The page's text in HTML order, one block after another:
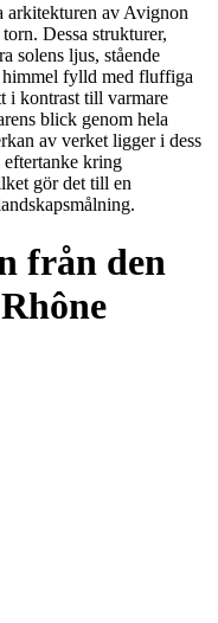
arkitekturen av Avignon
Dessa strukturer,
solens ljus, stående
himmel fylld med fluffiga
i kontrast till varmare
blick genom hela
av verket ligger i dess
kring
gör det till en
från den